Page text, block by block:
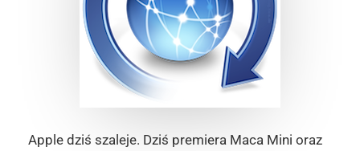
Apple dziś szaleje. Dziś premiera Maca Mini oraz